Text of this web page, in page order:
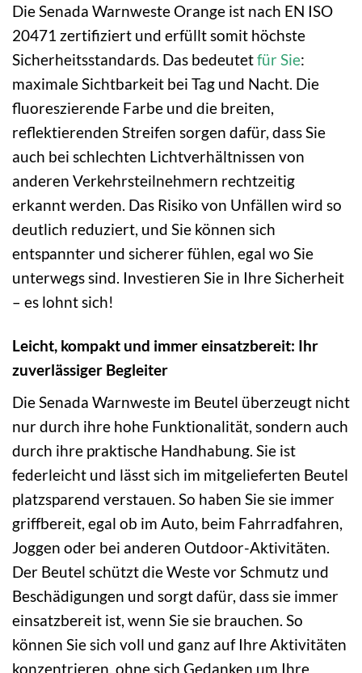
Die Senada Warnweste Orange ist nach EN ISO
20471 zertifiziert und erfüllt somit höchste
Sicherheitsstandards. Das bedeutetfür Sie:
maximale Sichtbarkeit bei Tag und Nacht. Die
fluoreszierende Farbe und die breiten,
reflektierenden Streifen sorgen dafür, dass Sie
auch bei schlechten Lichtverhältnissen von
anderen Verkehrsteilnehmern rechtzeitig
erkannt werden. Das Risiko von Unfällen wird so
deutlich reduziert, und Sie können sich
entspannter und sicherer fühlen, egal wo Sie
unterwegs sind. Investieren Sie in Ihre Sicherheit
– es lohnt sich!
Leicht, kompakt und immer einsatzbereit: Ihr
zuverlässiger Begleiter
Die Senada Warnweste im Beutel überzeugt nicht
nur durch ihre hohe Funktionalität, sondern auch
durch ihre praktische Handhabung. Sie ist
federleicht und lässt sich im mitgelieferten Beutel
platzsparend verstauen. So haben Sie sie immer
griffbereit, egal ob im Auto, beim Fahrradfahren,
Joggen oder bei anderen Outdoor-Aktivitäten.
Der Beutel schützt die Weste vor Schmutz und
Beschädigungen und sorgt dafür, dass sie immer
einsatzbereit ist, wenn Sie sie brauchen. So
können Sie sich voll und ganz auf Ihre Aktivitäten
konzentrieren, ohne sich Gedanken um Ihre